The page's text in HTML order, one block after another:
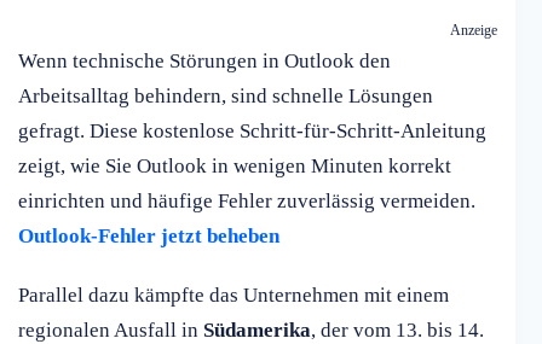
Anzeige
Wenn technische Störungen in Outlook den
Arbeitsalltag behindern, sind schnelle Lösungen
gefragt. Diese kostenlose Schritt-für-Schritt-Anleitung
zeigt, wie Sie Outlook in wenigen Minuten korrekt
einrichten und häufige Fehler zuverlässig vermeiden.
Outlook-Fehler jetzt beheben
Parallel dazu kämpfte das Unternehmen mit einem
regionalen Ausfall in Südamerika, der vom 13. bis 14.